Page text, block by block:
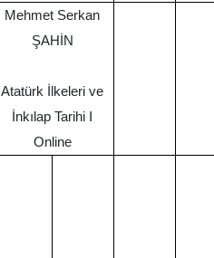
Mehmet Serkan
ŞAHİN
Atatürk İlkeleri ve
İnkılap Tarihi I
Online